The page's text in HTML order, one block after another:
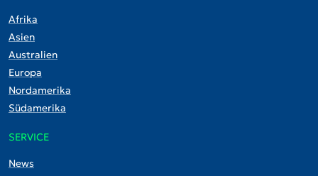
Afrika
Asien
Australien
Europa
Nordamerika
Südamerika
SERVICE
News